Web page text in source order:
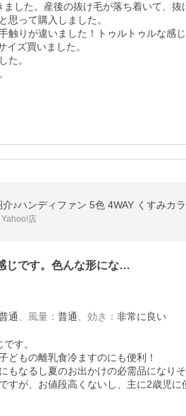
ました。産後の抜け毛が落ち着いて、
思って購入しました。
触りが違いました！トゥルトゥルな感じ
イズ買いました。
た。
介♪ハンディファン 5色 4WAY くすみカ
店
じです。色んな形にな…
通 風量 ： 普通 効き ： 非常に良い
す。
どもの離乳食冷ますのにも便利！
もなるし夏のお出かけの必需品になりそ
すが、お値段高くないし、主に2歳児